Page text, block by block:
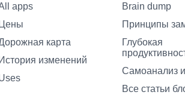
apps
Цены
карта
История изменений
Brain dump
Принципы
Глубокая
Самоанализ
Все статьи